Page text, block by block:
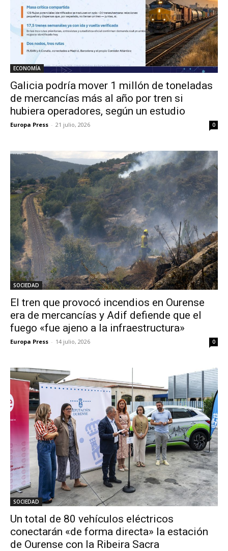
ECONOMÍA
Galicia podría mover 1 millón de toneladas
de mercancías más al año por tren si
hubiera operadores, según un estudio
Europa Press - 21 julio, 2026 0
SOCIEDAD
El tren que provocó incendios en Ourense
era de mercancías y Adif defiende que el
fuego «fue ajeno a la infraestructura»
Europa Press - 14 julio, 2026 0
SOCIEDAD
Un total de 80 vehículos eléctricos
conectarán «de forma directa» la estación
de Ourense con la Ribeira Sacra